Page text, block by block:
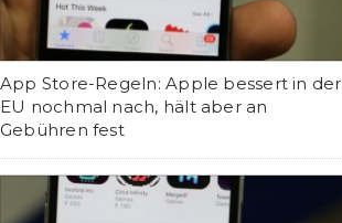
App Store-Regeln: Apple bessert in der
EU nochmal nach, hält aber an
Gebühren fest